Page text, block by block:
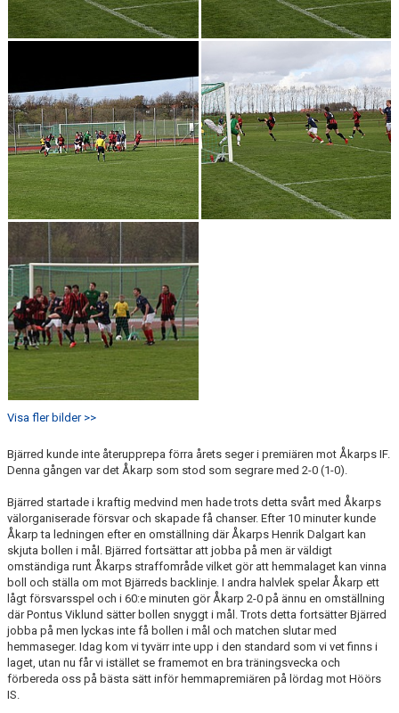
Visa fler bilder >>
Bjärred kunde inte återupprepa förra årets seger i premiären mot Åkarps IF.
Denna gången var det Åkarp som stod som segrare med 2-0 (1-0).
Bjärred startade i kraftig medvind men hade trots detta svårt med Åkarps
välorganiserade försvar och skapade få chanser. Efter 10 minuter kunde
Åkarp ta ledningen efter en omställning där Åkarps Henrik Dalgart kan
skjuta bollen i mål. Bjärred fortsättar att jobba på men är väldigt
omständiga runt Åkarps straffområde vilket gör att hemmalaget kan vinna
boll och ställa om mot Bjärreds backlinje. I andra halvlek spelar Åkarp ett
lågt försvarsspel och i 60:e minuten gör Åkarp 2-0 på ännu en omställning
där Pontus Viklund sätter bollen snyggt i mål. Trots detta fortsätter Bjärred
jobba på men lyckas inte få bollen i mål och matchen slutar med
hemmaseger. Idag kom vi tyvärr inte upp i den standard som vi vet finns i
laget, utan nu får vi istället se framemot en bra träningsvecka och
förbereda oss på bästa sätt inför hemmapremiären på lördag mot Höörs
IS.